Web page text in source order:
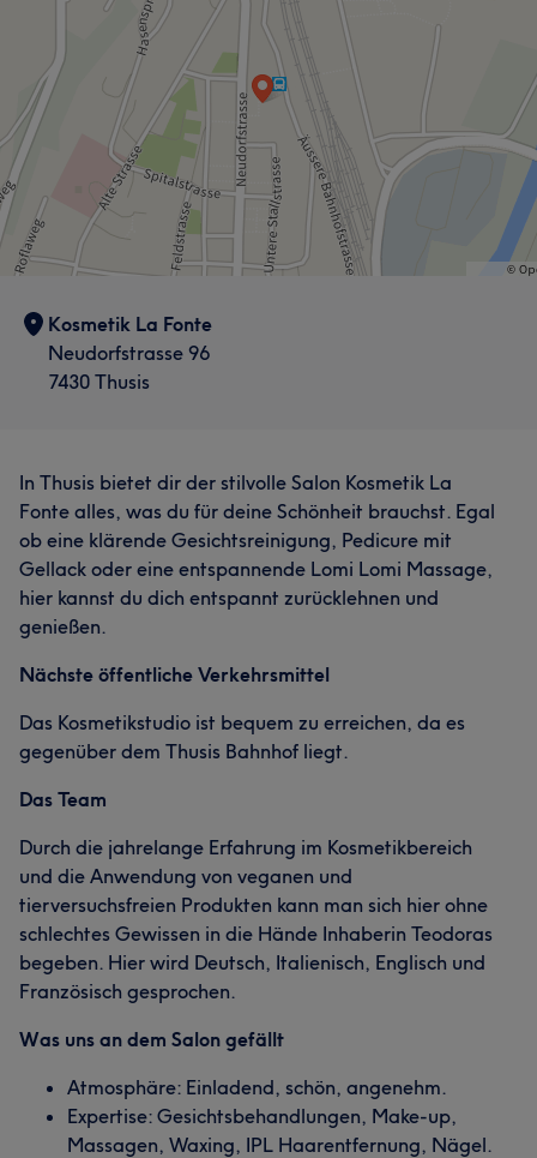
Kosmetik La Fonte
Neudorfstrasse 96
7430 Thusis
In Thusis bietet dir der stilvolle Salon Kosmetik La
Fonte alles, was du für deine Schönheit brauchst. Egal
ob eine klärende Gesichtsreinigung, Pedicure mit
Gellack oder eine entspannende Lomi Lomi Massage,
hier kannst du dich entspannt zurücklehnen und
genießen.
Nächste öffentliche Verkehrsmittel
Das Kosmetikstudio ist bequem zu erreichen, da es
gegenüber dem Thusis Bahnhof liegt.
Das Team
Durch die jahrelange Erfahrung im Kosmetikbereich
und die Anwendung von veganen und
tierversuchsfreien Produkten kann man sich hier ohne
schlechtes Gewissen in die Hände Inhaberin Teodoras
begeben. Hier wird Deutsch, Italienisch, Englisch und
Französisch gesprochen.
Was uns an dem Salon gefällt
Atmosphäre: Einladend, schön, angenehm.
Expertise: Gesichtsbehandlungen, Make-up,
Massagen, Waxing, IPL Haarentfernung, Nägel.